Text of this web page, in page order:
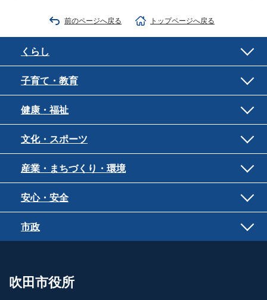
前のページへ戻る トップページへ戻る
くらし
子育て・教育
健康・福祉
文化・スポーツ
産業・まちづくり・環境
安心・安全
市政
吹田市役所